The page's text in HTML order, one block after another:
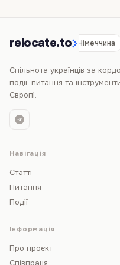
relocate.to
Іспанія Німеччина
Спільнота українців за
події, питання та
Європі.
Навігація
Статті
Питання
Події
Інформація
Про проєкт
Співпраця